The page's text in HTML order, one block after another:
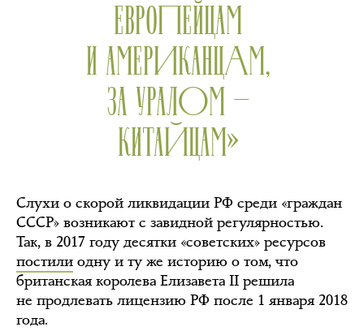
ЕВРОПЕЙЦАМ
И АМЕРИКАНЦАМ,
ЗА УРАЛОМ —
КИТАЙЦАМ»
Слухи о скорой ликвидации РФ среди «граждан
СССР» возникают с завидной регулярностью.
Так, в 2017 году десятки «советских» ресурсов
постили одну и ту же историю о том, что
британская королева Елизавета II решила
не продлевать лицензию РФ после 1 января 2018
года.